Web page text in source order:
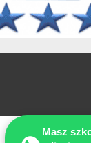
Masz